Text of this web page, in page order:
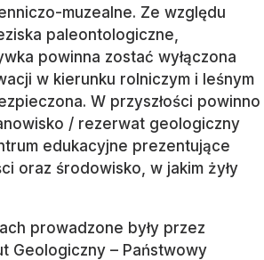
muzealne. Ze względu
paleontologiczne,
powinna zostać wyłączona
w kierunku rolniczym i leśnym
W przyszłości powinno
/ rezerwat geologiczny
edukacyjne prezentujące
oraz środowisko, w jakim żyły
prowadzone były przez
Geologiczny – Państwowy